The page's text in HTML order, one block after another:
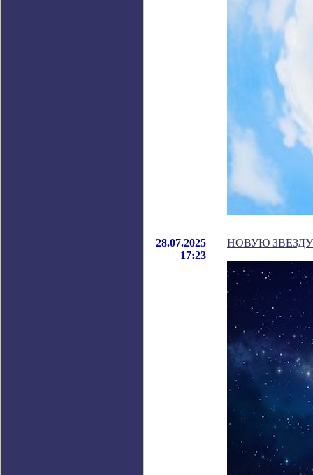
28.07.2025
17:23
НОВУЮ